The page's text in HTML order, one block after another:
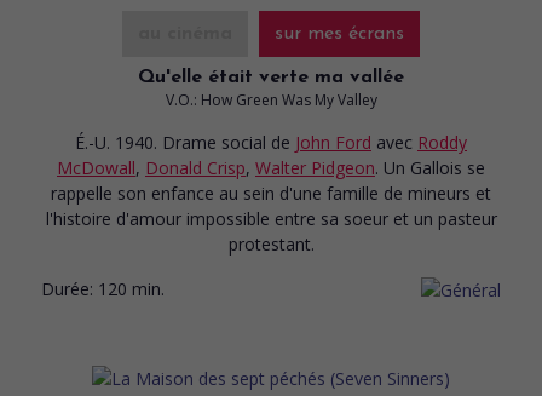
sur mes écrans
Qu'elle était verte ma vallée
V.O.: How Green Was My Valley
É.-U. 1940. Drame social de John Ford avec Roddy
McDowall, Donald Crisp, Walter Pidgeon. Un Gallois se
rappelle son enfance au sein d'une famille de mineurs et
l'histoire d'amour impossible entre sa soeur et un pasteur
protestant.
Durée: 120 min.